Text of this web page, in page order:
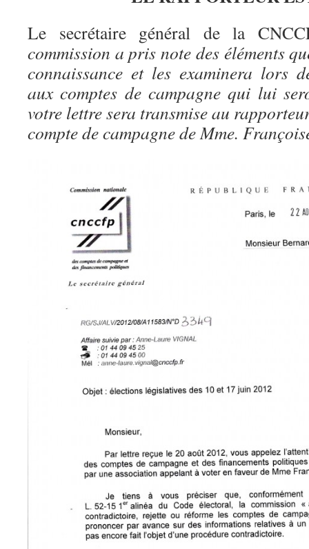
Le secrétaire général de la
commission a pris note des éléments
connaissance et les examinera lors
aux comptes de campagne qui lui
votre lettre sera transmise au
compte de campagne de Mme.